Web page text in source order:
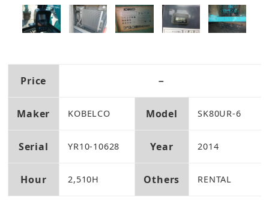
Price －
Maker KOBELCO Model SK80UR-6
Serial YR10-10628 Year 2014
Hour 2,510H Others RENTAL